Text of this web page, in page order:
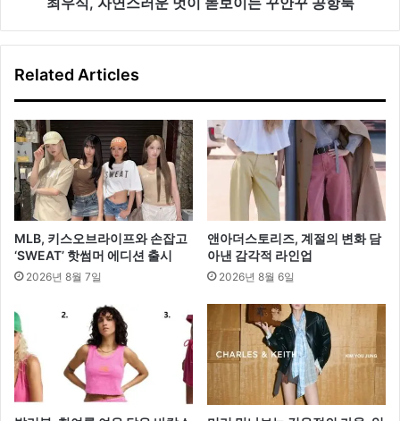
는
꾸
공
항
룩
Related Articles
MLB, 키스오브라이프와 손잡고
‘SWEAT’ 핫썸머 에디션 출시
2026년 8월 7일
앤아더스토리즈, 계절의 변화 담
아낸 감각적 라인업
2026년 8월 6일